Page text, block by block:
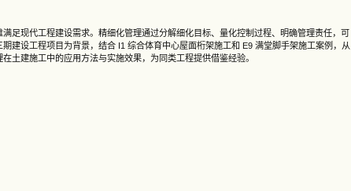
足现代工程建设需求。精细化管理通过分解细化目标、量化控制过程、明确管理责任，可
建设工程项目为背景，结合 I1 综合体育中心屋面桁架施工和 E9 满堂脚手架施工案例，从
土建施工中的应用方法与实施效果，为同类工程提供借鉴经验。